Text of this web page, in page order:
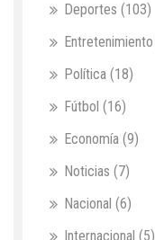
Deportes (103)
Entretenimiento
Política (18)
Fútbol (16)
Economía (9)
Noticias (7)
Nacional (6)
Internacional (5)